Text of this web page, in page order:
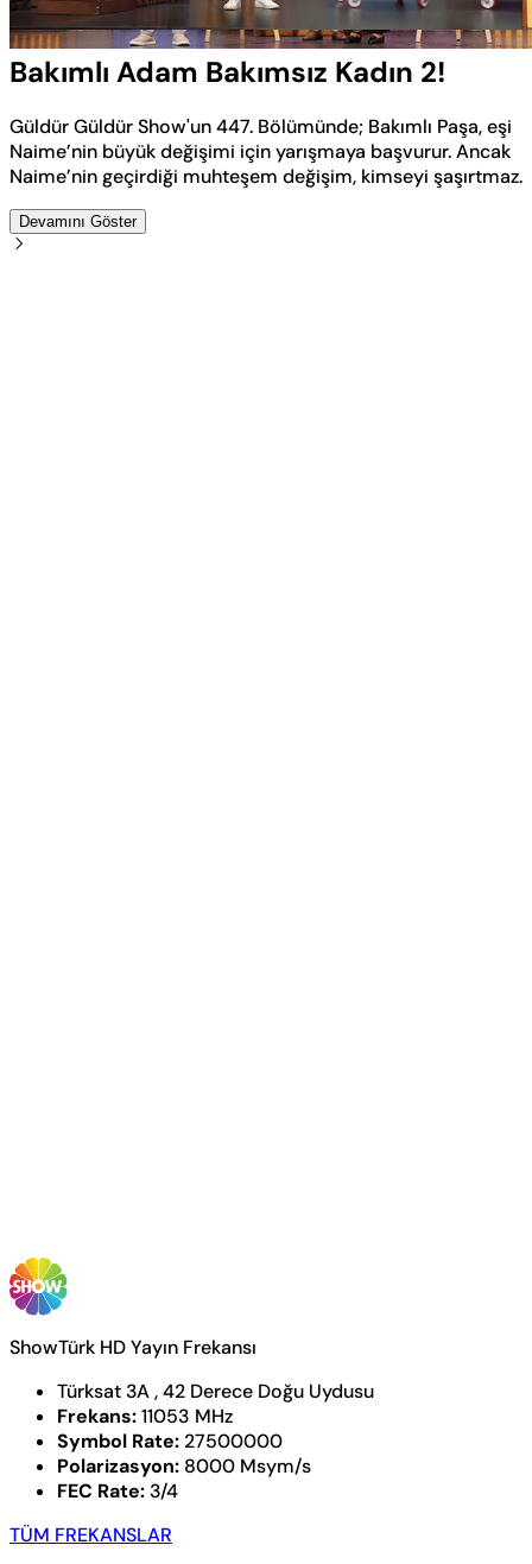
Sesi
Aç
Oynatma
Hızı
Bakımlı Adam Bakımsız Kadın 2!
Güldür Güldür Show'un 447. Bölümünde; Bakımlı Paşa, eşi
Naime’nin büyük değişimi için yarışmaya başvurur. Ancak
Naime’nin geçirdiği muhteşem değişim, kimseyi şaşırtmaz.
Devamını Göster
ShowTürk HD Yayın Frekansı
Türksat 3A , 42 Derece Doğu Uydusu
Frekans:11053 MHz
Symbol Rate: 27500000
Polarizasyon: 8000 Msym/s
FEC Rate: 3/4
TÜM FREKANSLAR